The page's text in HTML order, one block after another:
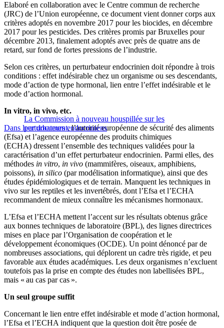
Elaboré en collaboration avec le Centre commun de recherche
(JRC) de l’Union européenne, ce document vient donner corps aux
critères adoptés en novembre 2017 pour les biocides, en décembre
2017 pour les pesticides. Des critères promis par Bruxelles pour
décembre 2013, finalement adoptés avec près de quatre ans de
retard, sur fond de fortes pressions de l’industrie.
Selon ces critères, un perturbateur endocrinien doit répondre à trois
conditions : effet indésirable chez un organisme ou ses descendants,
mode d’action de type hormonal, lien entre l’effet indésirable et le
mode d’action hormonal.
La Commission à nouveau houspillée sur les
perturbateurs endocriniens
In vitro, in vivo, etc.
Dans leur document, l’autorité européenne de sécurité des aliments
(Efsa) et l’agence européenne des produits chimiques
(ECHA) dressent l’ensemble des techniques validées pour la
caractérisation d’un effet perturbateur endocrinien. Parmi elles, des
méthodes in vitro, in vivo (mammifères, oiseaux, amphibiens,
poissons), in silico (par modélisation informatique), ainsi que des
études épidémiologiques et de terrain. Manquent les techniques in
vivo sur les reptiles et les invertébrés, dont l’Efsa et l’ECHA
recommandent de mieux connaître les mécanismes hormonaux.
L’Efsa et l’ECHA mettent l’accent sur les résultats obtenus grâce
aux bonnes techniques de laboratoire (BPL), des lignes directrices
mises en place par l’Organisation de coopération et le
développement économiques (OCDE). Un point dénoncé par de
nombreuses associations, qui déplorent un cadre très rigide, et peu
favorable aux études académiques. Les deux organismes n’excluent
toutefois pas la prise en compte des études non labellisées BPL,
mais « au cas par cas ».
Un seul groupe suffit
Concernant le lien entre effet indésirable et mode d’action hormonal,
l’Efsa et l’ECHA indiquent que la question doit être posée de